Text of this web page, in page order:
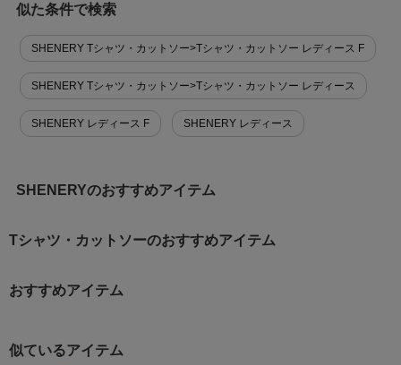
似た条件で検索
SHENERY Tシャツ・カットソー>Tシャツ・カットソー レディース F
SHENERY Tシャツ・カットソー>Tシャツ・カットソー レディース
SHENERY レディース F SHENERY レディース
SHENERYのおすすめアイテム
Tシャツ・カットソーのおすすめアイテム
おすすめアイテム